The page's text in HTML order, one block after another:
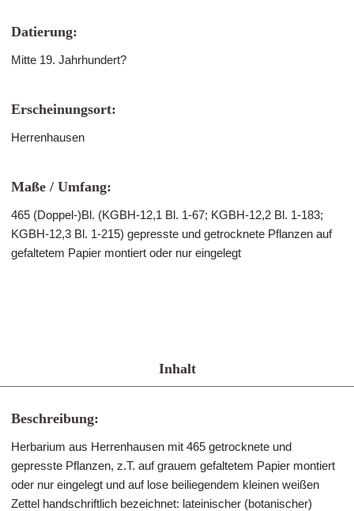
Datierung:
Mitte 19. Jahrhundert?
Erscheinungsort:
Herrenhausen
Maße / Umfang:
465 (Doppel-)Bl. (KGBH-12,1 Bl. 1-67; KGBH-12,2 Bl. 1-183;
KGBH-12,3 Bl. 1-215) gepresste und getrocknete Pflanzen auf
gefaltetem Papier montiert oder nur eingelegt
Inhalt
Beschreibung:
Herbarium aus Herrenhausen mit 465 getrocknete und
gepresste Pflanzen, z.T. auf grauem gefaltetem Papier montiert
oder nur eingelegt und auf lose beiliegendem kleinen weißen
Zettel handschriftlich bezeichnet: lateinischer (botanischer)